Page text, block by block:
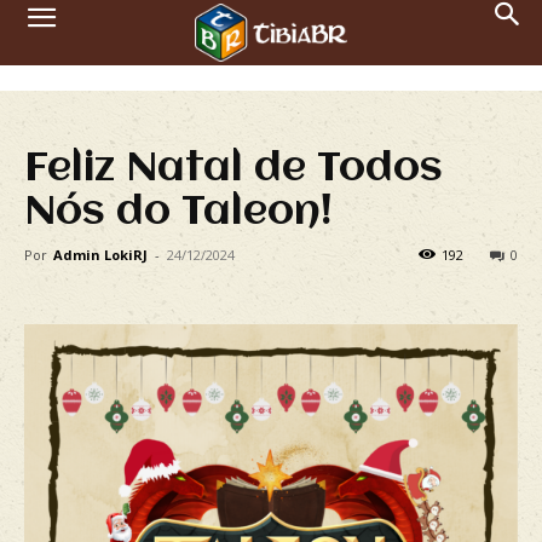
Feliz Natal de Todos
Nós do Taleon!
Por Admin LokiRJ - 24/12/2024 0
192